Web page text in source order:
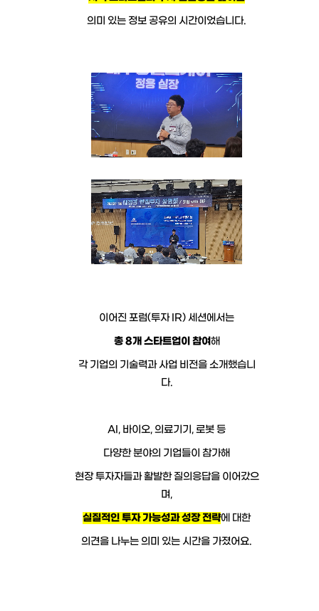
의미 있는 정보 공유의 시간이었습니다.
이어진 포럼(투자 IR) 세션에서는
총 8개 스타트업이 참여해
각 기업의 기술력과 사업 비전을 소개했습니
다.
AI, 바이오, 의료기기, 로봇 등
다양한 분야의 기업들이 참가해
현장 투자자들과 활발한 질의응답을 이어갔으
며,
실질적인 투자 가능성과 성장 전략에 대한
의견을 나누는 의미 있는 시간을 가졌어요.